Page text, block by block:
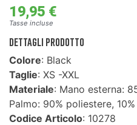
19,95 €
Tasse incluse
DETTAGLI PRODOTTO
Colore: Black
Taglie: XS -XXL
Materiale: Mano esterna:
Palmo: 90% poliestere,
Codice Articolo: 10278